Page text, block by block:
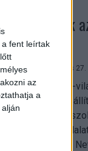
a fent leírtak
az
a
dőltek
vitt
Center 2026. július 27.
os labdarúgó-
a Broadband TV